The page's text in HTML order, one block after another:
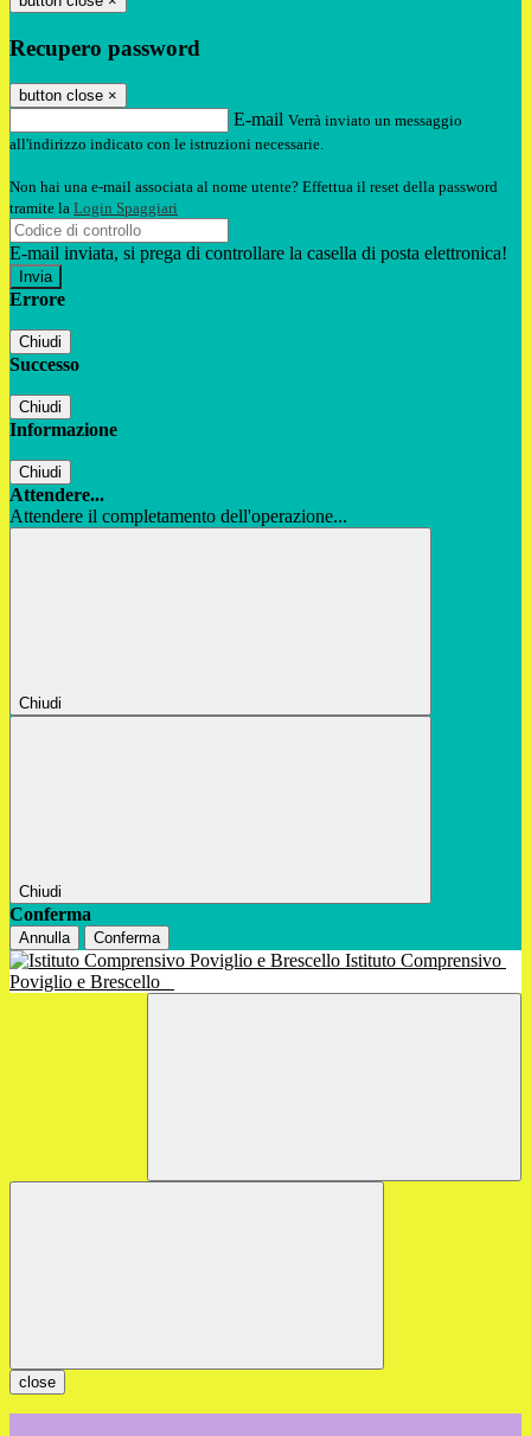
Recupero password
button close ×
E-mail Verrà inviato un messaggio
all'indirizzo indicato con le istruzioni necessarie.
Non hai una e-mail associata al nome utente? Effettua il reset della password
tramite la Login Spaggiari
E-mail inviata, si prega di controllare la casella di posta elettronica!
Errore
Chiudi
Successo
Chiudi
Informazione
Chiudi
Attendere...
Attendere il completamento dell'operazione...
Chiudi
Chiudi
Conferma
Annulla Conferma
Istituto Comprensivo
Poviglio e Brescello
close